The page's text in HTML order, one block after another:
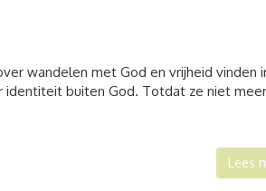
wandelen met God en vrijheid vinden
identiteit buiten God. Totdat ze niet
Lees